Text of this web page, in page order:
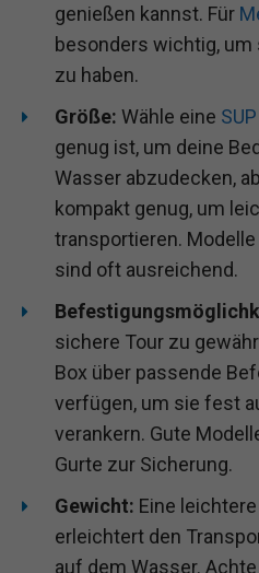
genießen kannst. Für
besonders wichtig,
zu haben.
Größe: Wähle eine
genug ist, um deine
Wasser abzudecken,
kompakt genug, um
transportieren.
sind oft ausreichend.
sichere Tour zu
Box über passende
verfügen, um sie fest
verankern. Gute
Gurte zur Sicherung.
Gewicht: Eine
erleichtert den
auf dem Wasser.